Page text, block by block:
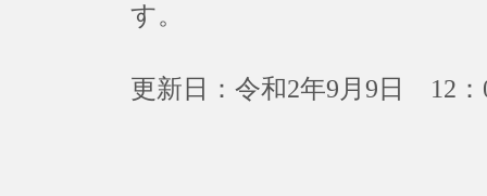
す。
更新日：令和2年9月9日 12：